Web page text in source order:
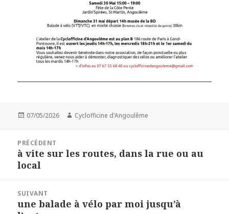
Publié
07/05/2026 Auteur
Cyclofficine d'Angoulême
l’article
PRÉCÉDENT
Article
précédent :
à vite sur les routes, dans la rue ou au
local
SUIVANT
Article
une balade à vélo par moi jusqu’à